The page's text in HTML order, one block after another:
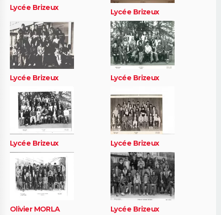
Lycée Brizeux Lycée Brizeux
Lycée Brizeux Lycée Brizeux
Lycée Brizeux Lycée Brizeux
Olivier MORLA Lycée Brizeux